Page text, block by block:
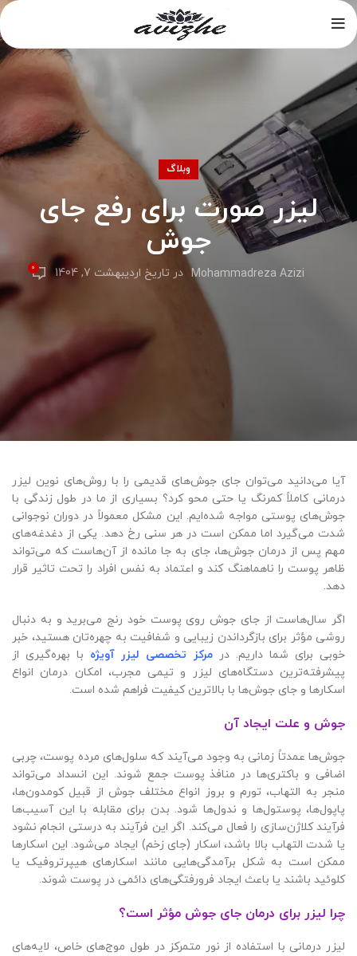
وبلاگ
لیزر صورت برای رفع جای
جوش
Mohammadreza Azizi در تاریخ اردیبهشت 7, 1404 0
آیا می‌دانید می‌توان جای جوش‌های قدیمی را با روش‌های نوین لیزر
درمانی کاملاً کمرنگ یا حتی محو کرد؟ بسیاری از ما در طول زندگی با
جوش‌های پوستی مواجه شده‌ایم. این مشکل معمولاً در دوران نوجوانی
شدت می‌گیرد اما ممکن است در هر سنی رخ دهد. یکی از دغدغه‌های
مهم پس از درمان جوش‌ها، جای به جا مانده از آن‌هاست که می‌تواند
ظاهر پوست را ناهماهنگ کند و اعتماد به نفس افراد را تحت تاثیر قرار
دهد.
اگر سال‌هاست از جای جوش روی پوست خود رنج می‌برید و به دنبال
روشی مؤثر برای بازگرداندن زیبایی و شفافیت به چهره‌تان هستید، خبر
خوبی برای شما داریم. در مرکز تخصصی لیزر آویژه با بهره‌گیری از
پیشرفته‌ترین دستگاه‌های لیزر و تیمی مجرب، امکان درمان انواع
اسکارها و جای جوش‌ها با بالاترین کیفیت فراهم شده است.
جوش و علت ایجاد آن
جوش‌ها عمدتاً زمانی به وجود می‌آیند که سلول‌های مرده پوست، چربی
اضافی و باکتری‌ها در منافذ پوست جمع شوند. این انسداد می‌تواند
منجر به التهاب، تورم و بروز انواع مختلف جوش از قبیل کومدون‌ها،
پاپول‌ها، پوستول‌ها و ندول‌ها شود. بدن برای مقابله با این آسیب‌ها
فرآیند کلاژن‌سازی را فعال می‌کند. اگر این فرآیند به درستی انجام نشود
یا شدت التهاب بالا باشد، اسکار (جای زخم) ایجاد می‌شود. این اسکارها
ممکن است به شکل برآمدگی‌هایی مانند اسکارهای هیپرتروفیک یا
کلوئید باشند یا باعث ایجاد فرورفتگی‌های دائمی در پوست شوند.
چرا لیزر برای درمان جای جوش مؤثر است؟
لیزر درمانی با استفاده از نور متمرکز در طول موج‌های خاص، لایه‌های